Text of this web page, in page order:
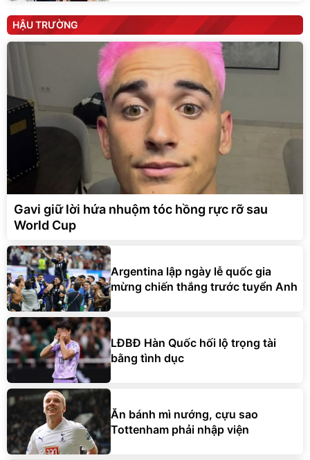
HẬU TRƯỜNG
Gavi giữ lời hứa nhuộm tóc hồng rực rỡ sau
World Cup
Argentina lập ngày lễ quốc gia
mừng chiến thắng trước tuyển Anh
LĐBĐ Hàn Quốc hối lộ trọng tài
bằng tình dục
Ăn bánh mì nướng, cựu sao
Tottenham phải nhập viện